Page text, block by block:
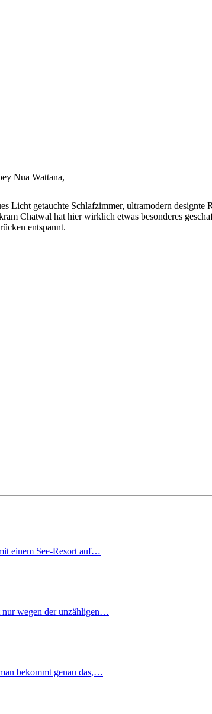
Nua Wattana,
getauchte Schlafzimmer, ultramodern designte
Chatwal hat hier wirklich etwas besonderes
entspannt.
einem See-Resort auf…
nur wegen der unzähligen…
bekommt genau das,…